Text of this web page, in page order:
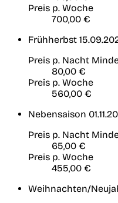
Preis p. Woche
700,00 €
Frühherbst
Preis p. Nacht
80,00 €
Preis p. Woche
560,00 €
Nebensaison
Preis p. Nacht
65,00 €
Preis p. Woche
455,00 €
Weihnachten/